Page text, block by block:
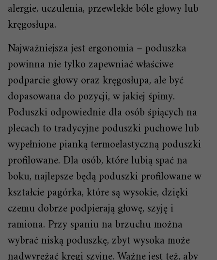
alergie, uczulenia, przewlekłe bóle głowy lub
kręgosłupa.
Najważniejsza jest ergonomia – poduszka
powinna nie tylko zapewniać właściwe
podparcie głowy oraz kręgosłupa, ale być
dopasowana do pozycji, w jakiej śpimy.
Poduszki odpowiednie dla osób śpiących na
plecach to tradycyjne poduszki puchowe lub
wypełnione pianką termoelastyczną poduszki
profilowane. Dla osób, które lubią spać na
boku, najlepsze będą poduszki profilowane w
kształcie pagórka, które są wysokie, dzięki
czemu dobrze podpierają głowę, szyję i
ramiona. Przy spaniu na brzuchu można
wybrać niską poduszkę, zbyt wysoka może